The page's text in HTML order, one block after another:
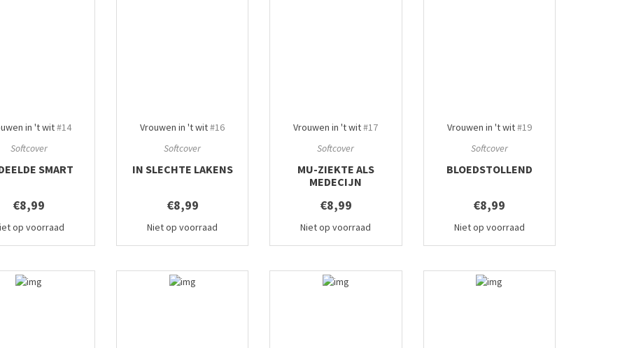
in 't wit#14
Softcover
SMART
€8,99
op voorraad
Vrouwen in 't wit#16
Softcover
IN SLECHTE LAKENS
€8,99
Niet op voorraad
Vrouwen in 't wit#17
Softcover
MU-ZIEKTE ALS
MEDECIJN
€8,99
Niet op voorraad
Vrouwen in 't wit#19
Softcover
BLOEDSTOLLEND
€8,99
Niet op voorraad